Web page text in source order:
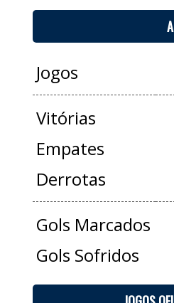
Jogos
Vitórias
Empates
Derrotas
Gols Marcados
Gols Sofridos